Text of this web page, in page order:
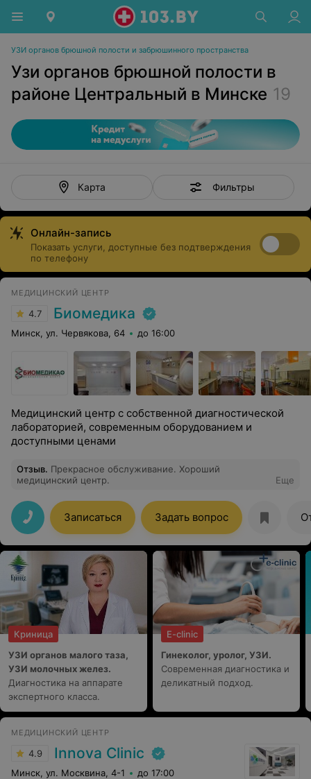
УЗИ органов брюшной полости и забрюшинного пространства
Узи органов брюшной полости в
районе Центральный в Минске 19
Карта Фильтры
Онлайн-запись
Показать услуги, доступные без подтверждения
по телефону
МЕДИЦИНСКИЙ ЦЕНТР
4.7 Биомедика
Минск, ул. Червякова, 64 до 16:00
Медицинский центр с собственной диагностической
лабораторией, современным оборудованием и
доступными ценами
Отзыв. Прекрасное обслуживание. Хороший
медицинский центр.
Еще
Записаться Задать вопрос
Криница
УЗИ органов малого таза,
УЗИ молочных желез.
Диагностика на аппарате
экспертного класса.
E-clinic
Гинеколог, уролог, УЗИ.
Современная диагностика и
деликатный подход.
МЕДИЦИНСКИЙ ЦЕНТР
4.9 Innova Clinic
Минск, ул. Москвина, 4-1 до 17:00